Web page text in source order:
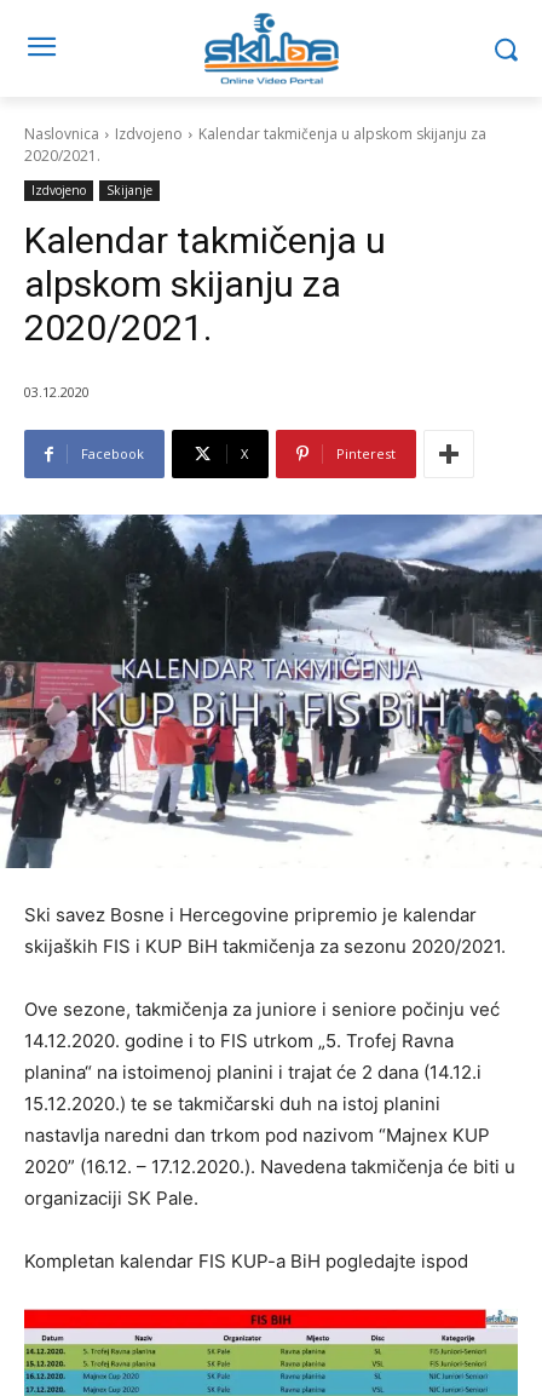
Naslovnica Izdvojeno
Kalendar takmičenja u alpskom skijanju za
2020/2021.
Izdvojeno Skijanje
Kalendar takmičenja u
alpskom skijanju za
2020/2021.
03.12.2020
Facebook X Pinterest
Ski savez Bosne i Hercegovine pripremio je kalendar
skijaških FIS i KUP BiH takmičenja za sezonu 2020/2021.
Ove sezone, takmičenja za juniore i seniore počinju već
14.12.2020. godine i to FIS utrkom „5. Trofej Ravna
planina“ na istoimenoj planini i trajat će 2 dana (14.12.i
15.12.2020.) te se takmičarski duh na istoj planini
nastavlja naredni dan trkom pod nazivom “Majnex KUP
2020” (16.12. – 17.12.2020.). Navedena takmičenja će biti u
organizaciji SK Pale.
Kompletan kalendar FIS KUP-a BiH pogledajte ispod